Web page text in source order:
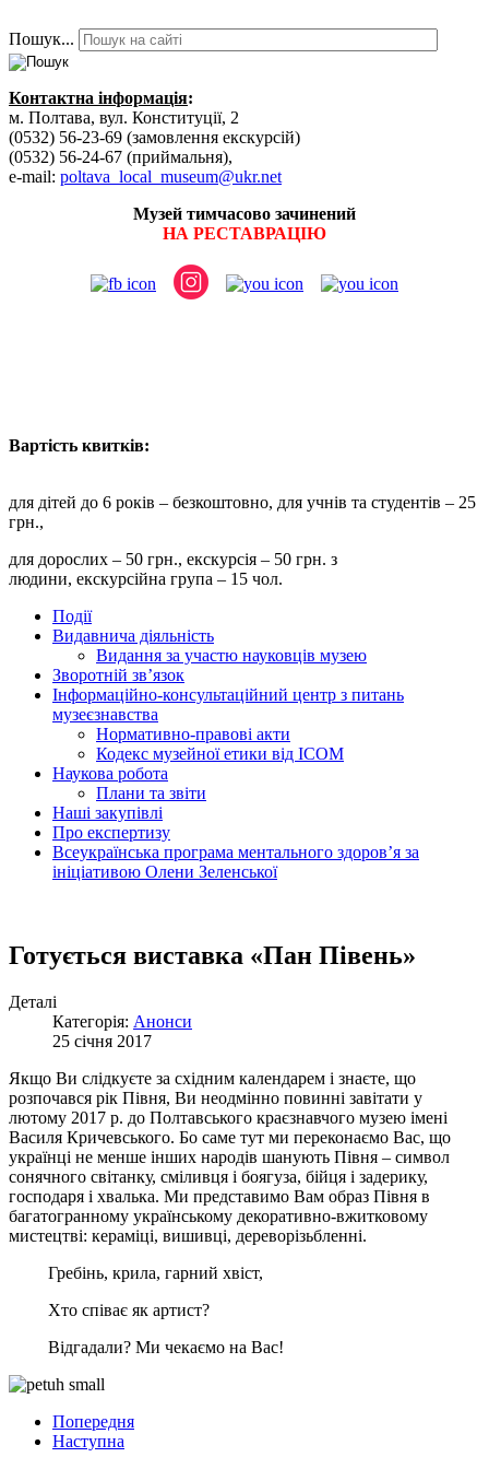
Пошук...
Контактна інформація:
м. Полтава, вул. Конституції, 2
(0532) 56-23-69 (замовлення екскурсій)
(0532) 56-24-67 (приймальня),
e-mail: poltava_local_museum@ukr.net
Музей тимчасово зачинений
НА РЕСТАВРАЦІЮ
Вартість квитків:
для дітей до 6 років – безкоштовно, для учнів та студентів – 25
грн.,
для дорослих – 50 грн., екскурсія – 50 грн. з
людини, екскурсійна група – 15 чол.
Події
Видавнича діяльність
Видання за участю науковців музею
Зворотній зв’язок
Інформаційно-консультаційний центр з питань
музеєзнавства
Нормативно-правові акти
Кодекс музейної етики від ІСОМ
Наукова робота
Плани та звіти
Наші закупівлі
Про експертизу
Всеукраїнська програма ментального здоров’я за
ініціативою Олени Зеленської
Готується виставка «Пан Півень»
Деталі
Категорія: Анонси
25 січня 2017
Якщо Ви слідкуєте за східним календарем і знаєте, що
розпочався рік Півня, Ви неодмінно повинні завітати у
лютому 2017 р. до Полтавського краєзнавчого музею імені
Василя Кричевського. Бо саме тут ми переконаємо Вас, що
українці не менше інших народів шанують Півня – символ
сонячного світанку, сміливця і боягуза, бійця і задерику,
господаря і хвалька. Ми представимо Вам образ Півня в
багатогранному українському декоративно-вжитковому
мистецтві: кераміці, вишивці, дереворізьбленні.
Гребінь, крила, гарний хвіст,
Хто співає як артист?
Відгадали? Ми чекаємо на Вас!
Попередня
Наступна